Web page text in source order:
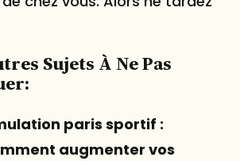
Sujets À Ne Pas
paris sportif :
augmenter vos